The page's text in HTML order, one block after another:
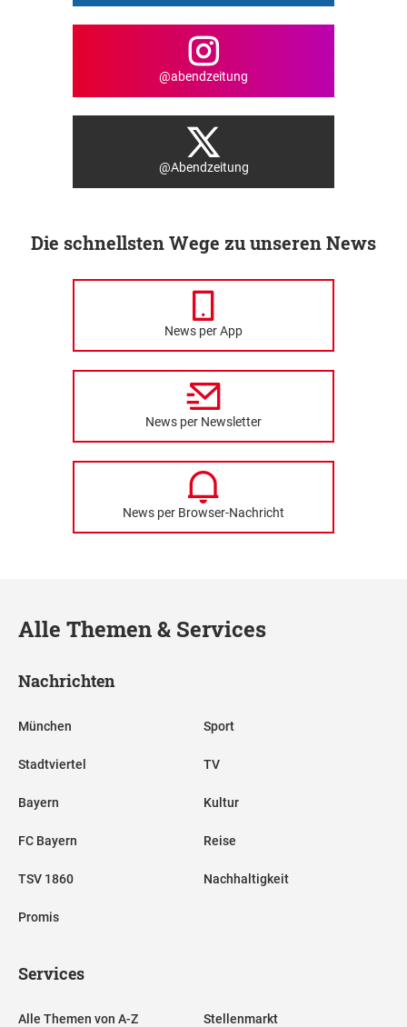
@abendzeitung
@Abendzeitung
Die schnellsten Wege zu unseren News
News per App
News per Newsletter
News per Browser-Nachricht
Alle Themen & Services
Nachrichten
München
Stadtviertel
Bayern
FC Bayern
TSV 1860
Promis
Sport
TV
Kultur
Reise
Nachhaltigkeit
Services
Alle Themen von A-Z Stellenmarkt